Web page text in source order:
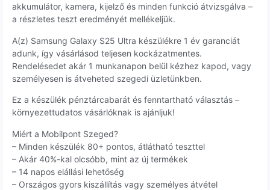
akkumulátor, kamera, kijelző és minden funkció átvizsgálva –
a részletes teszt eredményét mellékeljük.
A(z) Samsung Galaxy S25 Ultra készülékre 1 év garanciát
adunk, így vásárlásod teljesen kockázatmentes.
Rendelésedet akár 1 munkanapon belül kézhez kapod, vagy
személyesen is átveheted szegedi üzletünkben.
Ez a készülék pénztárcabarát és fenntartható választás –
környezettudatos vásárlóknak is ajánljuk!
Miért a Mobilpont Szeged?
– Minden készülék 80+ pontos, átlátható teszttel
– Akár 40%-kal olcsóbb, mint az új termékek
– 14 napos elállási lehetőség
– Országos gyors kiszállítás vagy személyes átvétel